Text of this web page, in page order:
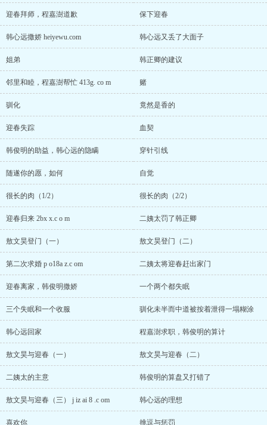
迎春拜师，程嘉澍道歉 保下迎春
韩心远撒娇 heiyewu.com 韩心远又丢了大面子
姐弟 韩正卿的建议
邻里和睦，程嘉澍帮忙 413g. co m 赌
驯化 竟然是香的
迎春失踪 血契
韩俊明的助益，韩心远的隐瞒 穿针引线
随遂你的愿，如何 自觉
很长的肉（1/2） 很长的肉（2/2）
迎春归来 2bx x.c o m 二姨太罚了韩正卿
敖文昊登门（一） 敖文昊登门（二）
第二次求婚 p o18a z.c om 二姨太将迎春赶出家门
迎春离家，韩俊明撒娇 一个两个都失眠
三个失眠和一个收服 驯化未半而中道被按着泄得一塌糊涂
韩心远回家 程嘉澍求职，韩俊明的算计
敖文昊与迎春（一） 敖文昊与迎春（二）
二姨太的主意 韩俊明的算盘又打错了
敖文昊与迎春（三） j iz ai 8 .c om 韩心远的理想
喜欢你 挑逗与惩罚